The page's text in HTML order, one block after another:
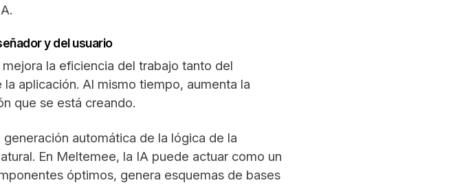
y del usuario
la eficiencia del trabajo tanto del
aplicación. Al mismo tiempo, aumenta la
que se está creando.
automática de la lógica de la
En Meltemee, la IA puede actuar como un
óptimos, genera esquemas de bases